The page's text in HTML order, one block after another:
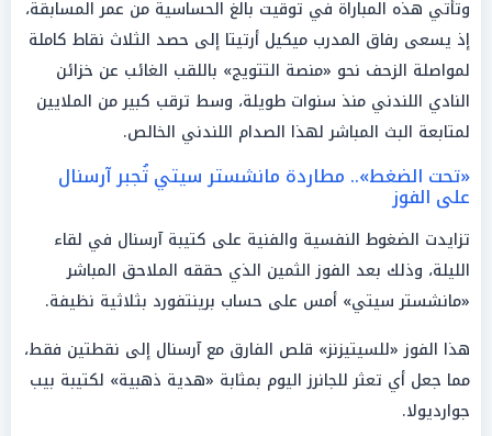
وتأتي هذه المباراة في توقيت بالغ الحساسية من عمر المسابقة،
إذ يسعى رفاق المدرب ميكيل أرتيتا إلى حصد الثلاث نقاط كاملة
لمواصلة الزحف نحو «منصة التتويج» باللقب الغائب عن خزائن
النادي اللندني منذ سنوات طويلة، وسط ترقب كبير من الملايين
لمتابعة البث المباشر لهذا الصدام اللندني الخالص.
«تحت الضغط».. مطاردة مانشستر سيتي تُجبر آرسنال
على الفوز
تزايدت الضغوط النفسية والفنية على كتيبة آرسنال في لقاء
الليلة، وذلك بعد الفوز الثمين الذي حققه الملاحق المباشر
«مانشستر سيتي» أمس على حساب برينتفورد بثلاثية نظيفة.
هذا الفوز «للسيتيزنز» قلص الفارق مع آرسنال إلى نقطتين فقط،
مما جعل أي تعثر للجانرز اليوم بمثابة «هدية ذهبية» لكتيبة بيب
جوارديولا.